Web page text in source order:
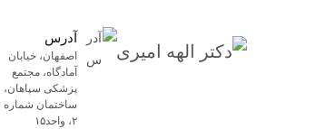
آدرس
اصفهان، خیابان
آمادگاه، مجتمع
پزشکی سپاهان،
ساختمان شماره
۲، واحد۱۵